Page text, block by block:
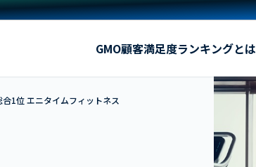
エニタイムフィットネスGMO顧客満足度ランキングとは
合1位 エニタイムフィットネス